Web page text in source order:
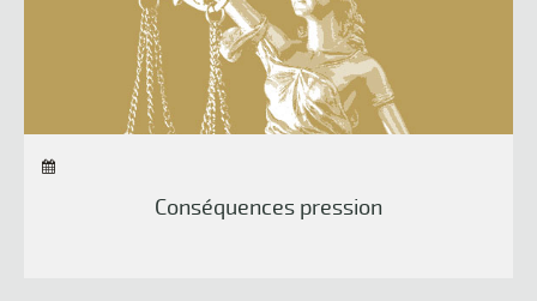
Conséquences pression